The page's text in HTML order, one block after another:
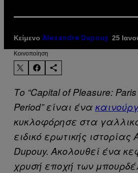
Κείμενο Alexandre Dupouy 25
Kοινοποίηση
Το “Capital of Pleasure:
Period” είναι ένα
κυκλοφόρησε στα
ειδικό ερωτικής ιστορίας
Dupouy. Ακολουθεί ένα
χρυσή εποχή των